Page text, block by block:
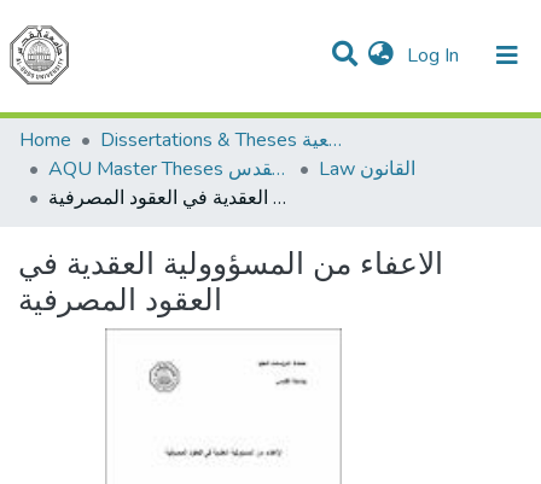
Log In (current)
Communities & Collections
All of DSpace
Home
Dissertations & Theses الرسائل الجامعية
AQU Master Theses الرسائل الجامعية الخاصة بجامعة القدس
Law القانون
الاعفاء من المسؤوولية العقدية في العقود المصرفية
الاعفاء من المسؤوولية العقدية في
العقود المصرفية